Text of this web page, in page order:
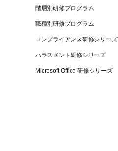
階層別研修プログラム
職種別研修プログラム
コンプライアンス研修シリーズ
ハラスメント研修シリーズ
Microsoft Office 研修シリーズ